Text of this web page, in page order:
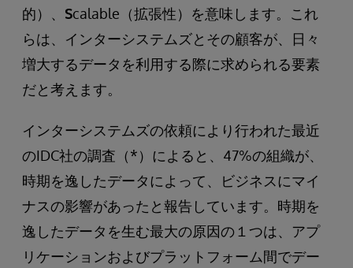
的）、 Scalable（拡張性）を意味します。これ
らは、インターシステムズとその顧客が、日々
増大するデータを利用する際に求められる要素
だと考えます。
インターシステムズの依頼により行われた最近
のIDC社の調査（*）によると、47%の組織が、
時期を逸したデータによって、ビジネスにマイ
ナスの影響があったと報告しています。時期を
逸したデータを生む最大の原因の１つは、アプ
リケーションおよびプラットフォーム間でデー